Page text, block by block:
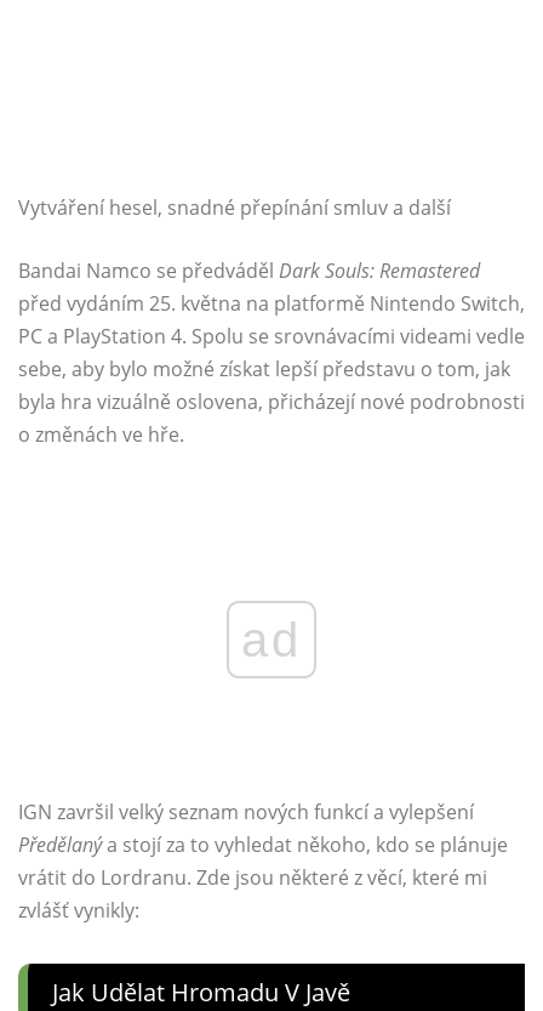
Vytváření hesel, snadné přepínání smluv a další
Bandai Namco se předváděl Dark Souls: Remastered
před vydáním 25. května na platformě Nintendo Switch,
PC a PlayStation 4. Spolu se srovnávacími videami vedle
sebe, aby bylo možné získat lepší představu o tom, jak
byla hra vizuálně oslovena, přicházejí nové podrobnosti
o změnách ve hře.
ad
IGN završil velký seznam nových funkcí a vylepšení
Předělanýa stojí za to vyhledat někoho, kdo se plánuje
vrátit do Lordranu. Zde jsou některé z věcí, které mi
zvlášť vynikly:
Jak Udělat Hromadu V Javě